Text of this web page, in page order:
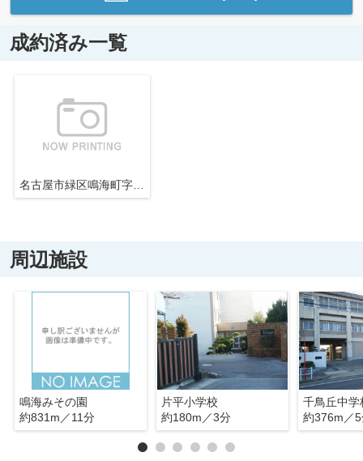
成約済み一覧
名古屋市緑区鳴海町字山ノ神25−27【仲介手数料無料】新築一戸建て
周辺施設
鳴海みその園
約831m／11分
片平小学校
約180m／3分
千鳥丘中学
約376m／